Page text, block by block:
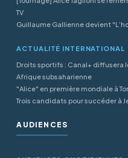
TV
Guillaume Gallienne devient
ACTUALITÉ INTERNATIONAL
Droits sportifs : Canal+ diffusera
Afrique subsaharienne
"Alice" en première mondiale à
Trois candidats pour succéder à
AUDIENCES